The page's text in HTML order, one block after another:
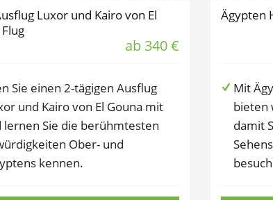
Luxor und Kairo von El
ab 340 €
Sie einen 2-tägigen Ausflug
und Kairo von El Gouna mit
lernen Sie die berühmtesten
Ober- und
kennen.
Ägypten
Mit
bieten
damit